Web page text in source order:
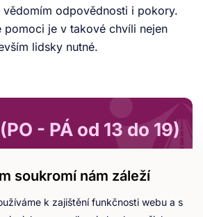
odpovědnosti i pokory.
pomoci je v takové chvíli nejen
lidsky nutné.
- PÁ od 13 do 19)
Vošická Buráňová
soukromí nám záleží
k zajištění funkčnosti webu a s